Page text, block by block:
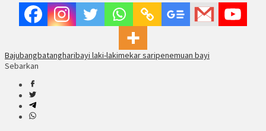
Bajubangbatangharibayi laki-lakimekar saripenemuan bayi
Sebarkan